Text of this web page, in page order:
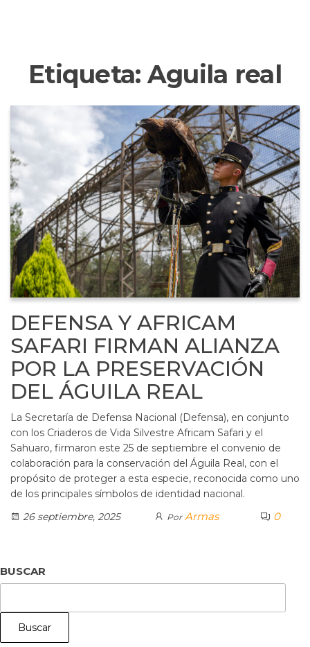
Etiqueta: Aguila real
DEFENSA Y AFRICAM
SAFARI FIRMAN ALIANZA
POR LA PRESERVACIÓN
DEL ÁGUILA REAL
La Secretaría de Defensa Nacional (Defensa), en conjunto
con los Criaderos de Vida Silvestre Africam Safari y el
Sahuaro, firmaron este 25 de septiembre el convenio de
colaboración para la conservación del Águila Real, con el
propósito de proteger a esta especie, reconocida como uno
de los principales símbolos de identidad nacional.
26 septiembre, 2025
Por Armas 0
BUSCAR
Buscar